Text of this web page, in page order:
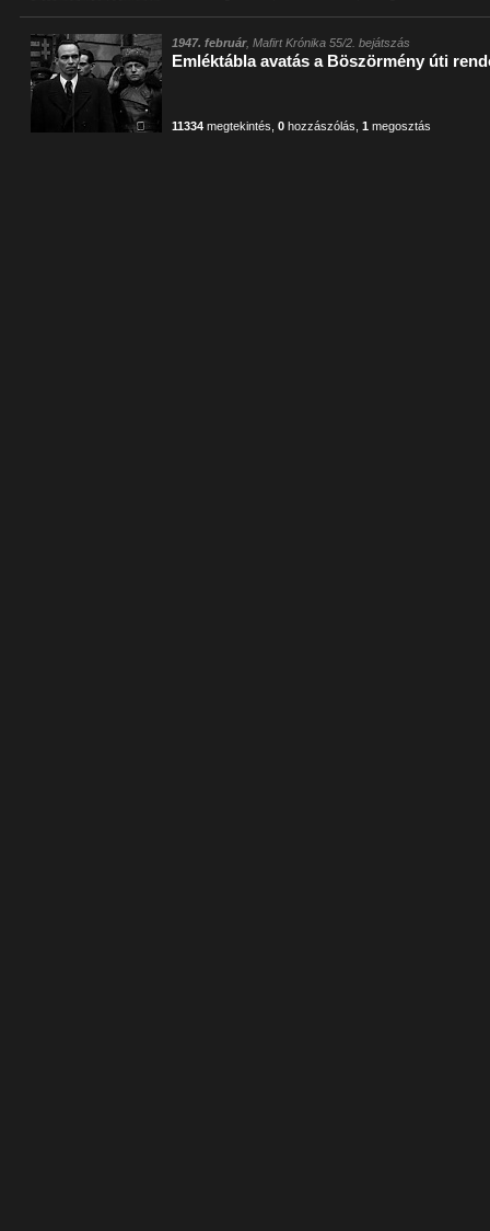
1947. február, Mafirt Krónika 55/2. bejátszás
Emléktábla avatás a Böszörmény úti
11334 megtekintés ,0 hozzászólás ,1 megosztás